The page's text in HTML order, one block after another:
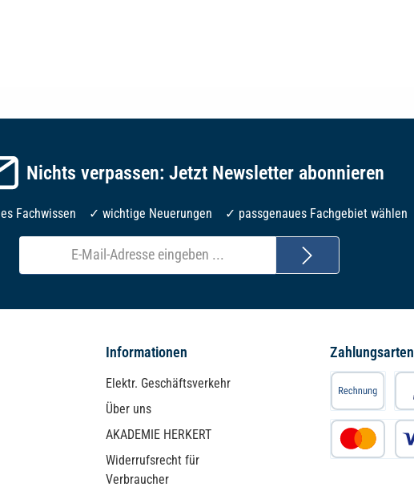
Nichts verpassen: Jetzt Newsletter abonnieren
Fachwissen ✓ wichtige Neuerungen ✓ passgenaues Fachgebiet wählen
Informationen
Elektr. Geschäftsverkehr
Über uns
AKADEMIE HERKERT
Widerrufsrecht für
Verbraucher
Zahlungsarten